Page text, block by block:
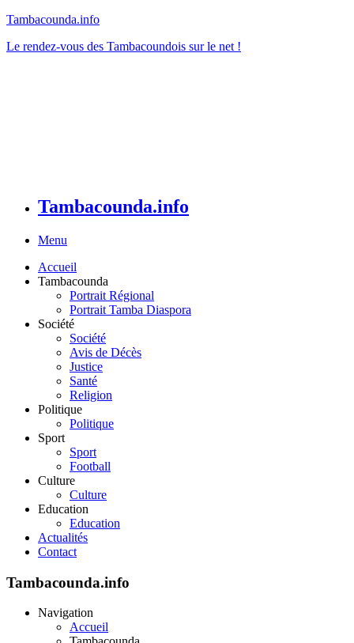
Tambacounda.info
Le rendez-vous des Tambacoundois sur le net !
Tambacounda.info
Menu
Accueil
Tambacounda
Portrait Régional
Portrait Tamba Diaspora
Société
Société
Avis de Décès
Justice
Santé
Religion
Politique
Politique
Sport
Sport
Football
Culture
Culture
Education
Education
Actualités
Contact
Tambacounda.info
Navigation
Accueil